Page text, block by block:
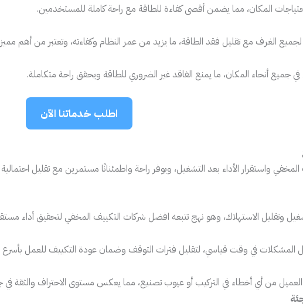
المكان، مما يضمن أقصى كفاءة للطاقة مع راحة كاملة للمستخدمين.
الغرف مع تقليل فقد الطاقة، ما يزيد من عمر النظام وكفاءته، وتعتبر من أهم
جميع أنحاء المكان، ما يمنع الفاقد غير الضروري للطاقة ويحقق راحة متكاملة.
اطلب خدماتنا الآن
واستقرار الأداء بعد التشغيل، ويوفر راحة واطمئنانًا مستمرين مع تقليل احتمالية
وتقليل الاستهلاك، وهو نهج تتبعه افضل شركات التكييف المخفي لتحقيق أداء
في وقت قياسي، لتقليل فترات التوقف وضمان عودة التكييف للعمل
من أي أخطاء في التركيب أو عيوب تصنيع، مما يعكس مستوى الاحتراف والثقة